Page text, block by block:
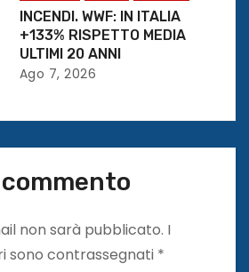
INCENDI. WWF: IN ITALIA
+133% RISPETTO MEDIA
ULTIMI 20 ANNI
Ago 7, 2026
non sarà pubblicato. I
sono contrassegnati *